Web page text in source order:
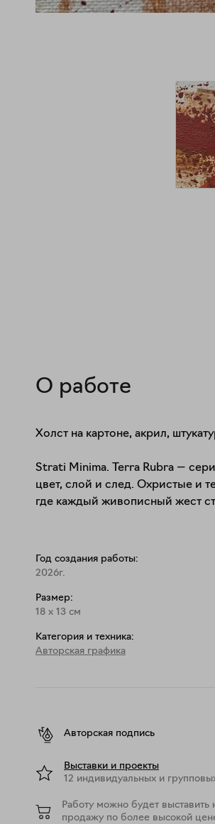
О работе
Холст на картоне, акрил,
Strati Minima. Terra Rubra —
цвет, слой и след. Охристые и
где каждый живописный жест
Год создания работы:
2026г.
Размер:
18 x 13 см
Категория и техника:
Авторская графика
Авторская подпись
Выставки и проекты
12 индивидуальных и
Работу можно будет выставить
продажу по более высокой